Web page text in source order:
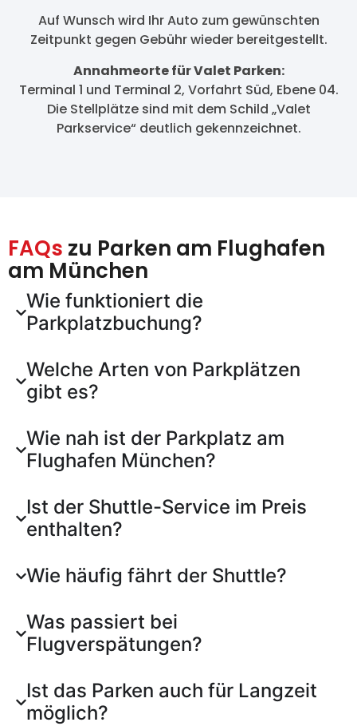
Auf Wunsch wird Ihr Auto zum gewünschten
Zeitpunkt gegen Gebühr wieder bereitgestellt.
Annahmeorte für Valet Parken:
Terminal 1 und Terminal 2, Vorfahrt Süd, Ebene 04.
Die Stellplätze sind mit dem Schild „Valet
Parkservice“ deutlich gekennzeichnet.
FAQs zu Parken am Flughafen
am München
Wie funktioniert die
Parkplatzbuchung?
Welche Arten von Parkplätzen
gibt es?
Wie nah ist der Parkplatz am
Flughafen München?
Ist der Shuttle-Service im Preis
enthalten?
Wie häufig fährt der Shuttle?
Was passiert bei
Flugverspätungen?
Ist das Parken auch für Langzeit
möglich?